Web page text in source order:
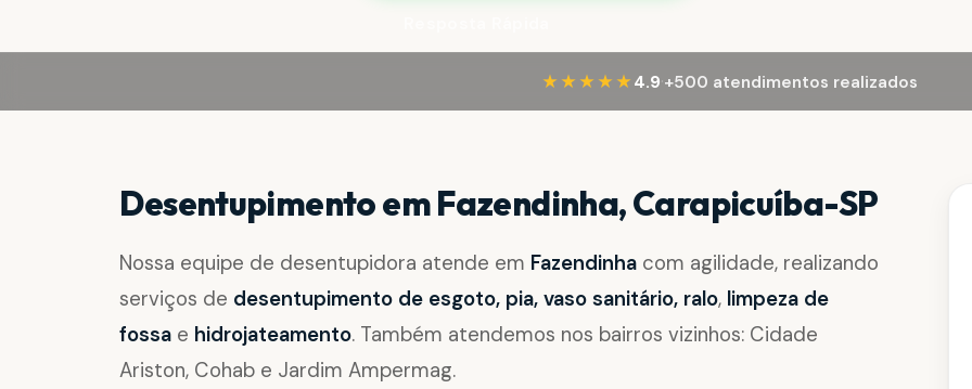
★★★★★ 4.9·+500 atendimentos realizados
Desentupimento em Fazendinha, Carapicuíba-SP
Nossa equipe de desentupidora atende em Fazendinha com agilidade, realizando
serviços de desentupimento de esgoto, pia, vaso sanitário, ralo, limpeza de
fossa e hidrojateamento. Também atendemos nos bairros vizinhos: Cidade
Ariston, Cohab e Jardim Ampermag.